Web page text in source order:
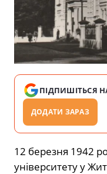
ПІДПИШІТЬСЯ
ДОДАТИ ЗАРАЗ
12 березня 1942
університету у